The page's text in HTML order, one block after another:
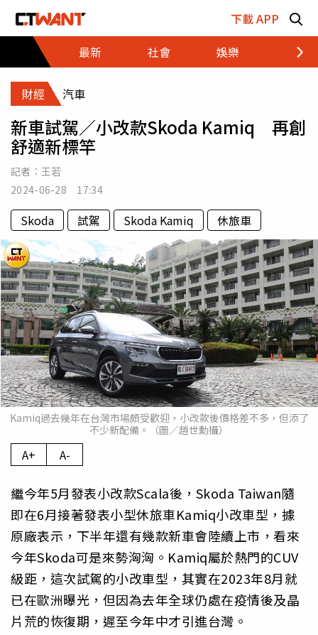
下載 APP
最新
社會 娛樂 財經
財經 汽車
新車試駕／小改款Skoda Kamiq 再創
舒適新標竿
記者： 王若
2024-06-28 17:34
Skoda 試駕 Skoda Kamiq 休旅車
Kamiq過去幾年在台灣市場頗受歡迎，小改款後價格差不多，但添了
不少新配備。（圖／趙世勳攝）
A+ A-
繼今年5月發表小改款Scala後，Skoda Taiwan隨
即在6月接著發表小型休旅車Kamiq小改車型，據
原廠表示，下半年還有幾款新車會陸續上市，看來
今年Skoda可是來勢洶洶。Kamiq屬於熱門的CUV
級距，這次試駕的小改車型，其實在2023年8月就
已在歐洲曝光，但因為去年全球仍處在疫情後及晶
片荒的恢復期，遲至今年中才引進台灣。